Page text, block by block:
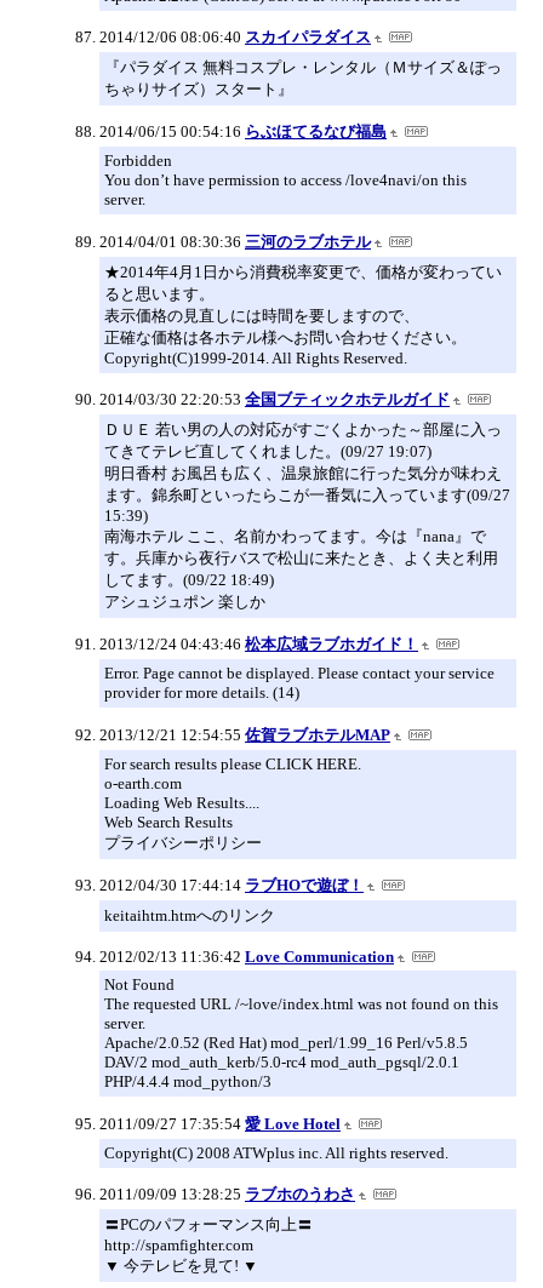
2014/12/06 08:06:40 スカイパラダイス
『パラダイス 無料コスプレ・レンタル（Ｍサイズ＆ぽっ
ちゃりサイズ）スタート』
2014/06/15 00:54:16 らぶほてるなび福島
Forbidden
You don’t have permission to access /love4navi/on this
server.
2014/04/01 08:30:36 三河のラブホテル
★2014年4月1日から消費税率変更で、価格が変わってい
ると思います。
表示価格の見直しには時間を要しますので、
正確な価格は各ホテル様へお問い合わせください。
Copyright(C)1999-2014. All Rights Reserved.
2014/03/30 22:20:53 全国ブティックホテルガイド
ＤＵＥ 若い男の人の対応がすごくよかった～部屋に入っ
てきてテレビ直してくれました。(09/27 19:07)
明日香村 お風呂も広く、温泉旅館に行った気分が味わえ
ます。錦糸町といったらこが一番気に入っています(09/27
15:39)
南海ホテル ここ、名前かわってます。今は『nana』で
す。兵庫から夜行バスで松山に来たとき、よく夫と利用
してます。(09/22 18:49)
アシュジュポン 楽しか
2013/12/24 04:43:46 松本広域ラブホガイド！
Error. Page cannot be displayed. Please contact your service
provider for more details. (14)
2013/12/21 12:54:55 佐賀ラブホテルMAP
For search results please CLICK HERE.
o-earth.com
Loading Web Results....
Web Search Results
プライバシーポリシー
2012/04/30 17:44:14 ラブHOで遊ぼ！
keitaihtm.htmへのリンク
2012/02/13 11:36:42 Love Communication
Not Found
The requested URL /~love/index.html was not found on this
server.
Apache/2.0.52 (Red Hat) mod_perl/1.99_16 Perl/v5.8.5
DAV/2 mod_auth_kerb/5.0-rc4 mod_auth_pgsql/2.0.1
PHP/4.4.4 mod_python/3
2011/09/27 17:35:54 愛 Love Hotel
Copyright(C) 2008 ATWplus inc. All rights reserved.
2011/09/09 13:28:25 ラブホのうわさ
〓PCのパフォーマンス向上〓
http://spamfighter.com
▼ 今テレビを見て! ▼